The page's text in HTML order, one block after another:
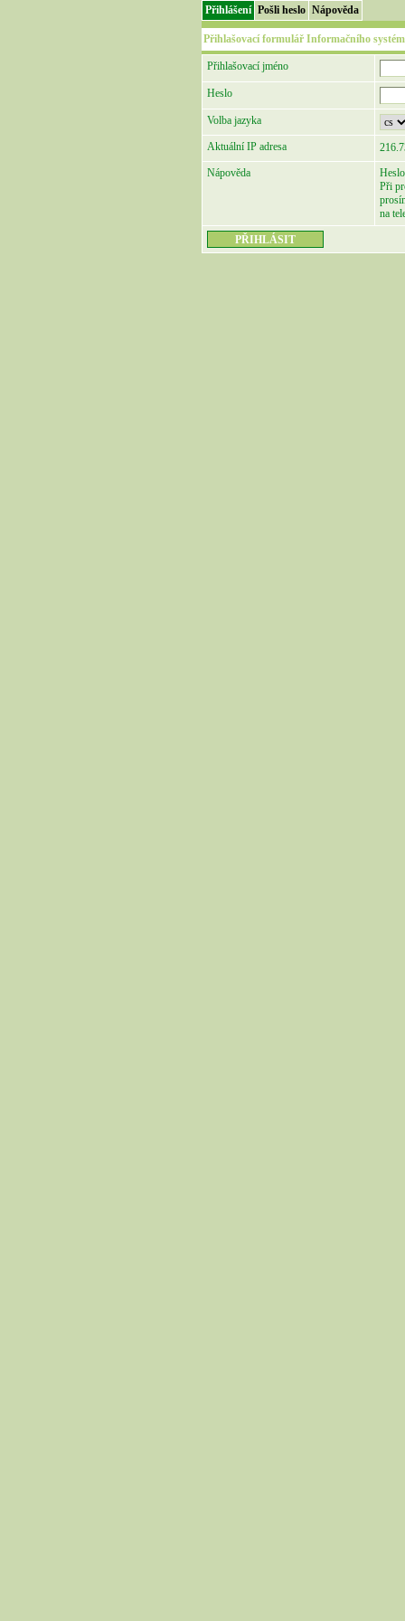
Přihlášení Pošli heslo Nápověda
Přihlašovací formulář Informačního
Přihlašovací jméno
Heslo
Volba jazyka
Aktuální IP adresa
Nápověda
Při
na